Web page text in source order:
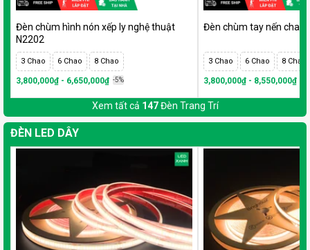
Đèn chùm hình nón xếp ly nghệ thuật
N2202
3 Chao 6 Chao 8 Chao
3,800,000₫ - 6,650,000₫ -5%
Đèn chùm tay nến chao
3 Chao 6 Chao 8 Chao
3,800,000₫ - 8,550,000₫
Xem tất cả 147Đèn Trang Trí
ĐÈN LED DÂY